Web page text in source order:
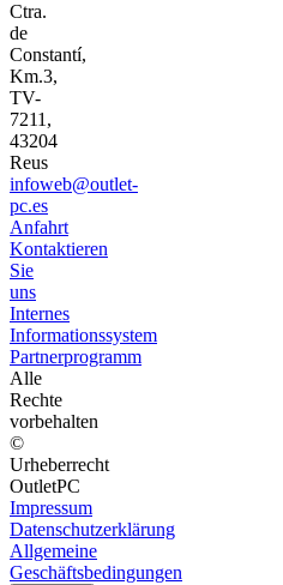
Ctra.
de
Constantí,
Km.3,
TV-
7211,
43204
Reus
infoweb@outlet-
pc.es
Anfahrt
Kontaktieren
Sie
uns
Internes
Informationssystem
Partnerprogramm
Alle
Rechte
vorbehalten
©
Urheberrecht
OutletPC
Impressum
Datenschutzerklärung
Allgemeine
Geschäftsbedingungen